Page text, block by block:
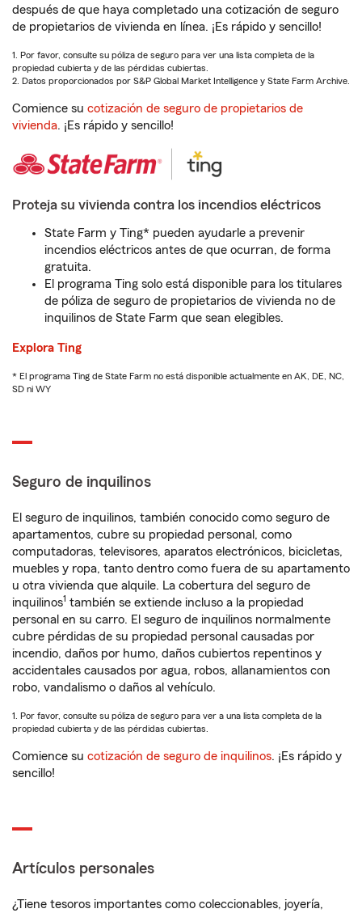
después de que haya completado una cotización de seguro
de propietarios de vivienda en línea. ¡Es rápido y sencillo!
1. Por favor, consulte su póliza de seguro para ver una lista completa de la
propiedad cubierta y de las pérdidas cubiertas.
2. Datos proporcionados por S&P Global Market Intelligence y State Farm Archive.
Comience su cotización de seguro de propietarios de
vivienda. ¡Es rápido y sencillo!
Proteja su vivienda contra los incendios eléctricos
State Farm y Ting* pueden ayudarle a prevenir
incendios eléctricos antes de que ocurran, de forma
gratuita.
El programa Ting solo está disponible para los titulares
de póliza de seguro de propietarios de vivienda no de
inquilinos de State Farm que sean elegibles.
Explora Ting
* El programa Ting de State Farm no está disponible actualmente en AK, DE, NC,
SD ni WY
Seguro de inquilinos
El seguro de inquilinos, también conocido como seguro de
apartamentos, cubre su propiedad personal, como
computadoras, televisores, aparatos electrónicos, bicicletas,
muebles y ropa, tanto dentro como fuera de su apartamento
u otra vivienda que alquile. La cobertura del seguro de
inquilinos1 también se extiende incluso a la propiedad
personal en su carro. El seguro de inquilinos normalmente
cubre pérdidas de su propiedad personal causadas por
incendio, daños por humo, daños cubiertos repentinos y
accidentales causados por agua, robos, allanamientos con
robo, vandalismo o daños al vehículo.
1. Por favor, consulte su póliza de seguro para ver a una lista completa de la
propiedad cubierta y de las pérdidas cubiertas.
Comience su cotización de seguro de inquilinos. ¡Es rápido y
sencillo!
Artículos personales
¿Tiene tesoros importantes como coleccionables, joyería,